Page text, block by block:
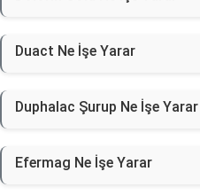
Duact Ne İşe Yarar
Duphalac Şurup Ne İşe Yarar
Efermag Ne İşe Yarar